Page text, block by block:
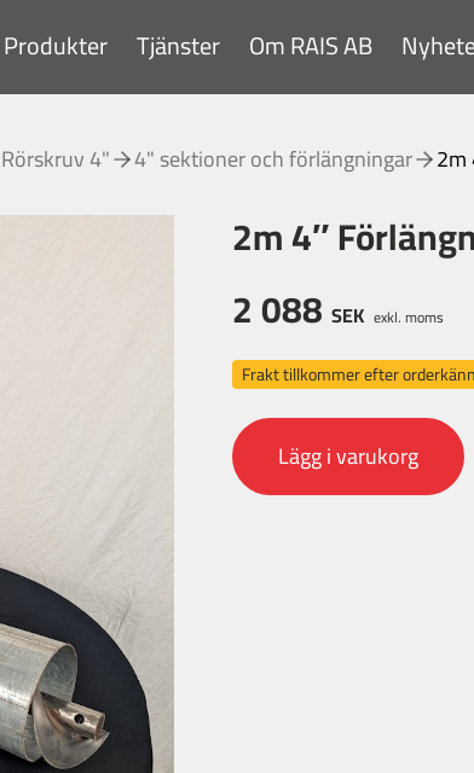
Produkter Tjänster Om RAIS AB
Rörskruv 4" 4" sektioner och förlängningar 2m
2m 4″
2 088 SEK exkl. moms
Frakt tillkommer efter
Lägg i varukorg